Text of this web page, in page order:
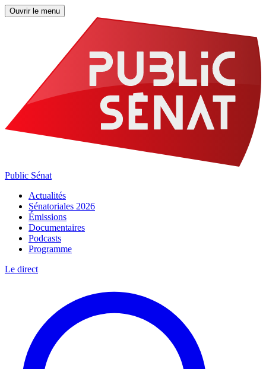
Ouvrir le menu
Public Sénat
Actualités
Sénatoriales 2026
Émissions
Documentaires
Podcasts
Programme
Le direct